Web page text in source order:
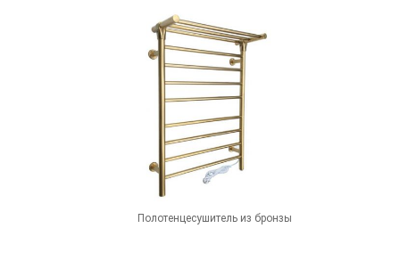
Полотенцесушитель из бронзы